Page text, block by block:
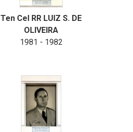
Ten Cel RR LUIZ S. DE
OLIVEIRA
1981 - 1982